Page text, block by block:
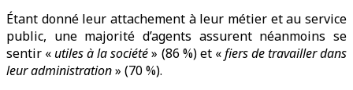
Étant donné leur attachement à leur métier et au service
public, une majorité d’agents assurent néanmoins se
sentir «utiles à la société» (86 %) et «fiers de travailler dans
leur administration» (70 %).